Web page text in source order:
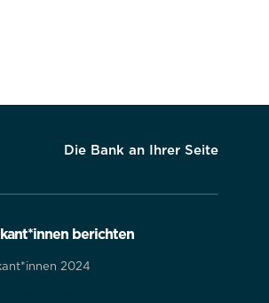
Die Bank an Ihrer Seite
berichten
2024